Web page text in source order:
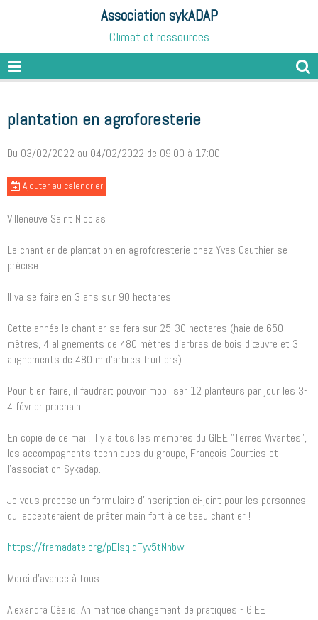
Association sykADAP
Climat et ressources
plantation en agroforesterie
Du 03/02/2022 au 04/02/2022 de 09:00 à 17:00
Ajouter au calendrier
Villeneuve Saint Nicolas
Le chantier de plantation en agroforesterie chez Yves Gauthier se
précise.
Il va se faire en 3 ans sur 90 hectares.
Cette année le chantier se fera sur 25-30 hectares (haie de 650
mètres, 4 alignements de 480 mètres d'arbres de bois d’œuvre et 3
alignements de 480 m d'arbres fruitiers).
Pour bien faire, il faudrait pouvoir mobiliser 12 planteurs par jour les 3-
4 février prochain.
En copie de ce mail, il y a tous les membres du GIEE "Terres Vivantes",
les accompagnants techniques du groupe, François Courties et
l'association Sykadap.
Je vous propose un formulaire d'inscription ci-joint pour les personnes
qui accepteraient de prêter main fort à ce beau chantier !
https://framadate.org/pElsqlqFyv5tNhbw
Merci d'avance à tous.
Alexandra Céalis, Animatrice changement de pratiques - GIEE